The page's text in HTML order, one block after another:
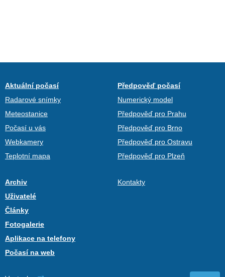
Aktuální počasí
Radarové snímky
Meteostanice
Počasí u vás
Webkamery
Teplotní mapa
Předpověď počasí
Numerický model
Předpověď pro Prahu
Předpověď pro Brno
Předpověď pro Ostravu
Předpověď pro Plzeň
Archiv
Uživatelé
Články
Fotogalerie
Aplikace na telefony
Počasí na web
Kontakty